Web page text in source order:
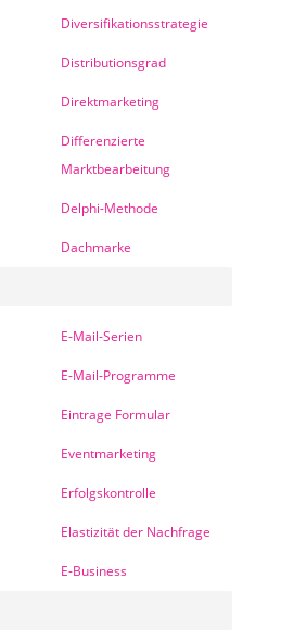
Diversifikationsstrategie
Distributionsgrad
Direktmarketing
Differenzierte
Marktbearbeitung
Delphi-Methode
Dachmarke
E-Mail-Serien
E-Mail-Programme
Eintrage Formular
Eventmarketing
Erfolgskontrolle
Elastizität der Nachfrage
E-Business